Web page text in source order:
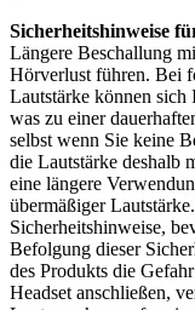
Sicherheitshinweise
Längere Beschallung
Hörverlust führen. Bei
Lautstärke können sich
was zu einer
selbst wenn Sie keine
die Lautstärke deshalb
eine längere
übermäßiger
Sicherheitshinweise,
Befolgung dieser
des Produkts die
Headset anschließen,